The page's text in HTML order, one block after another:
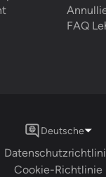
FAQ
Cookie-Richtlinie
Deutsche